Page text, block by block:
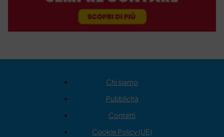
Chi siamo
Pubblicità
Contatti
Cookie Policy (UE)